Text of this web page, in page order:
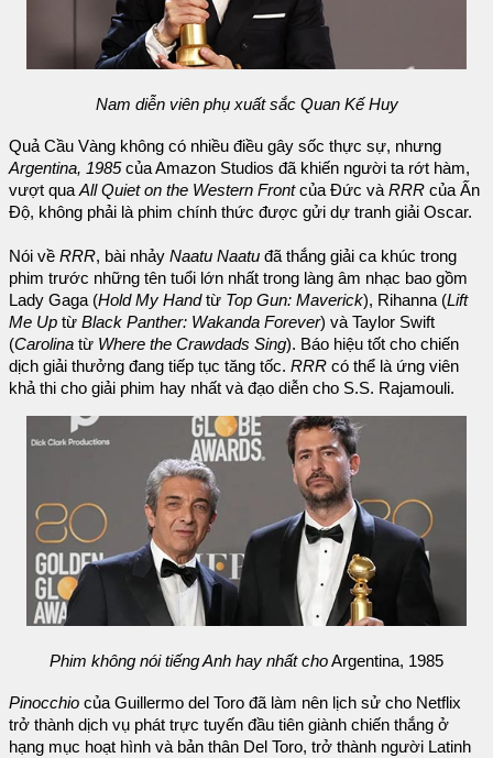
Nam diễn viên phụ xuất sắc Quan Kế Huy
Quả Cầu Vàng không có nhiều điều gây sốc thực sự, nhưng
Argentina, 1985của Amazon Studios đã khiến người ta rớt hàm,
vượt qua All Quiet on the Western Frontcủa Đức và RRR của Ấn
Độ, không phải là phim chính thức được gửi dự tranh giải Oscar.
Nói về RRR, bài nhảy Naatu Naatu đã thắng giải ca khúc trong
phim trước những tên tuổi lớn nhất trong làng âm nhạc bao gồm
Lady Gaga (Hold My Handtừ Top Gun: Maverick), Rihanna (Lift
Me Up từ Black Panther: Wakanda Forever) và Taylor Swift
(Carolina từ Where the Crawdads Sing). Báo hiệu tốt cho chiến
dịch giải thưởng đang tiếp tục tăng tốc. RRR có thể là ứng viên
khả thi cho giải phim hay nhất và đạo diễn cho S.S. Rajamouli.
Phim không nói tiếng Anh hay nhất choArgentina, 1985
Pinocchio của Guillermo del Toro đã làm nên lịch sử cho Netflix
trở thành dịch vụ phát trực tuyến đầu tiên giành chiến thắng ở
hạng mục hoạt hình và bản thân Del Toro, trở thành người Latinh